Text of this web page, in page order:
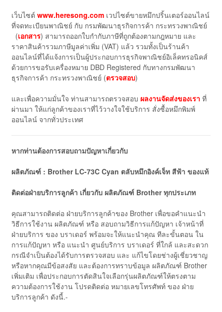
เว็บไซต์ www.heresong.comเวปไซต์ขายหมึกปริ้นเตอร์ออนไลน์
ที่จดทะเบียนพาณิชย์ กับ กรมพัฒนาธุรกิจการค้า กระทรวงพาณิชย์
(เอกสาร) สามารถออกใบกำกับภาษีที่ถูกต้องตามกฎหมาย และ
ราคาสินค้ารวมภาษีมูลค่าเพิ่ม (VAT) แล้ว รวมทั้งเป็นร้านค้า
ออนไลน์ที่ได้แจ้งการเป็นผู้ประกอบการธุรกิจพาณิชย์อิเล็คทรอนิคส์
ด้วยการขอรับเครื่องหมาย DBD Registered กับทางกรมพัฒนา
ธุรกิจการค้า กระทรวงพาณิชย์ (ตรวจสอบ)
และเพื่อความมั่นใจ ท่านสามารถตรวจสอบ ผลงานจัดส่งของเรา ที่
ผ่านมา ให้แก่ลูกค้าของเราที่ไว้วางใจใช้บริการ สั่งซื้อหมึกพิมพ์
ออนไลน์ จากทั่วประเทศ
หากท่านต้องการสอบถามปัญหาเกี่ยวกับ
ผลิตภัณฑ์ : Brother LC-73C Cyan ตลับหมึกอิงค์เจ็ท สีฟ้า ของแท้
ติดต่อฝ่ายบริการลูกค้า เกี่ยวกับ ผลิตภัณฑ์ Brother ทุกประเภท
คุณสามารถติดต่อ ฝ่ายบริการลูกค้าของ Brother เพื่อขอคำแนะนำ
วิธีการใช้งาน ผลิตภัณฑ์ หรือ สอบถามวิธีการแก้ปัญหา เจ้าหน้าที่
ฝ่ายบริการ ของ บราเดอร์ พร้อมจะให้แนะนำคุณ ทีละขั้นตอน ใน
การแก้ปัญหา หรือ แนะนำ ศูนย์บริการ บราเดอร์ ที่ใกล้ และสะดวก
กรณีจำเป็นต้องได้รับการตรวจสอบ และ แก้ไขโดยช่างผู้เชี่ยวชาญ
หรือหากคุณมีข้อสงสัย และต้องการทราบข้อมูล ผลิตภัณฑ์ Brother
เพิ่มเติม เพื่อประกอบการตัดสินใจเลือกรุ่นผลิตภัณฑ์ให้ตรงตาม
ความต้องการใช้งาน โปรดติดต่อ หมายเลขโทรศัพท์ ของ ฝ่าย
บริการลูกค้า ดังนี้.-